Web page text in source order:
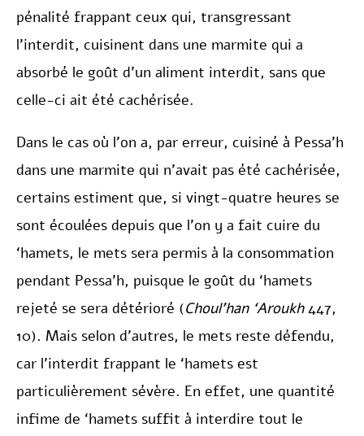
pénalité frappant ceux qui, transgressant
l’interdit, cuisinent dans une marmite qui a
absorbé le goût d’un aliment interdit, sans que
celle-ci ait été cachérisée.
Dans le cas où l’on a, par erreur, cuisiné à Pessa’h
dans une marmite qui n’avait pas été cachérisée,
certains estiment que, si vingt-quatre heures se
sont écoulées depuis que l’on y a fait cuire du
‘hamets, le mets sera permis à la consommation
pendant Pessa’h, puisque le goût du ‘hamets
rejeté se sera détérioré (Choul’han ‘Aroukh447,
10). Mais selon d’autres, le mets reste défendu,
car l’interdit frappant le ‘hamets est
particulièrement sévère. En effet, une quantité
infime de ‘hamets suffit à interdire tout le